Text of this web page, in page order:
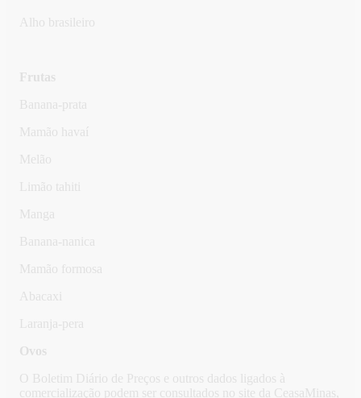
Alho brasileiro
Frutas
Banana-prata
Mamão havaí
Melão
Limão tahiti
Manga
Banana-nanica
Mamão formosa
Abacaxi
Laranja-pera
Ovos
O Boletim Diário de Preços e outros dados ligados à
comercialização podem ser consultados no site da CeasaMinas,